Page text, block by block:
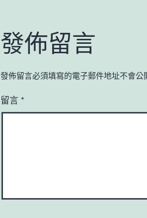
發佈留言
發佈留言必須填寫的電子郵件地址不會公
留言 *